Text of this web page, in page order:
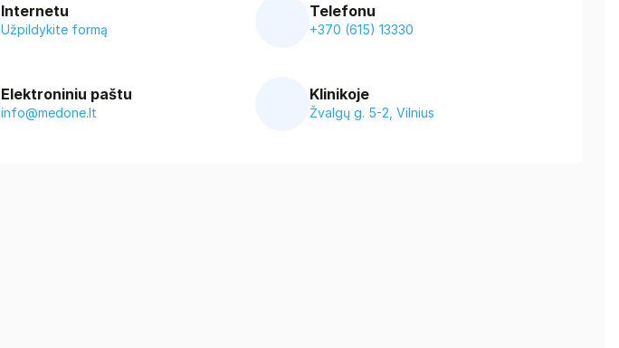
Internetu
Užpildykite formą
Telefonu
+370 (615) 13330
Elektroniniu paštu
info@medone.lt
Klinikoje
Žvalgų g. 5-2, Vilnius